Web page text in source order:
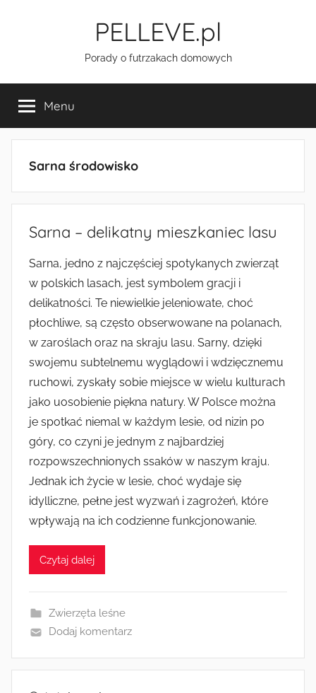
PELLEVE.pl
Porady o futrzakach domowych
Menu
Sarna środowisko
Sarna – delikatny mieszkaniec lasu
Sarna, jedno z najczęściej spotykanych zwierząt
w polskich lasach, jest symbolem gracji i
delikatności. Te niewielkie jeleniowate, choć
płochliwe, są często obserwowane na polanach,
w zaroślach oraz na skraju lasu. Sarny, dzięki
swojemu subtelnemu wyglądowi i wdzięcznemu
ruchowi, zyskały sobie miejsce w wielu kulturach
jako uosobienie piękna natury. W Polsce można
je spotkać niemal w każdym lesie, od nizin po
góry, co czyni je jednym z najbardziej
rozpowszechnionych ssaków w naszym kraju.
Jednak ich życie w lesie, choć wydaje się
idylliczne, pełne jest wyzwań i zagrożeń, które
wpływają na ich codzienne funkcjonowanie.
Czytaj dalej
Zwierzęta leśne
Dodaj komentarz